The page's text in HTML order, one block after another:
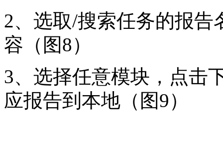
2、选取/搜索任务的报告
容（图8）
3、选择任意模块，点击
应报告到本地（图9）